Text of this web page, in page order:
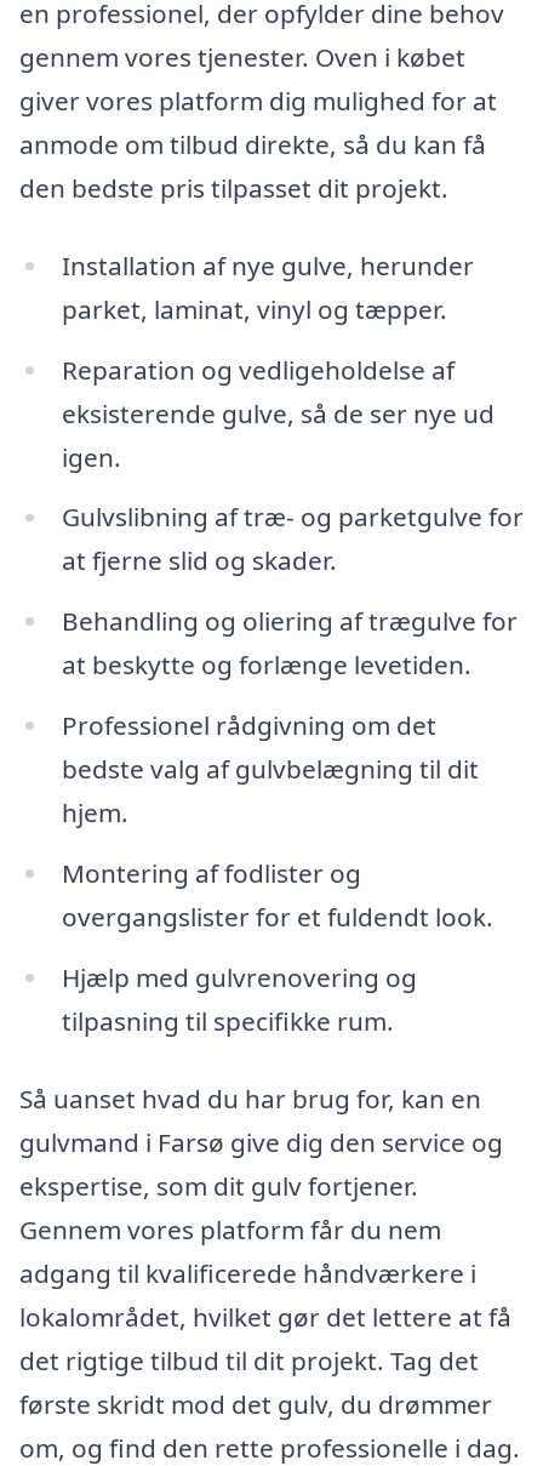
en professionel, der opfylder dine behov
gennem vores tjenester. Oven i købet
giver vores platform dig mulighed for at
anmode om tilbud direkte, så du kan få
den bedste pris tilpasset dit projekt.
Installation af nye gulve, herunder
parket, laminat, vinyl og tæpper.
Reparation og vedligeholdelse af
eksisterende gulve, så de ser nye ud
igen.
Gulvslibning af træ- og parketgulve for
at fjerne slid og skader.
Behandling og oliering af trægulve for
at beskytte og forlænge levetiden.
Professionel rådgivning om det
bedste valg af gulvbelægning til dit
hjem.
Montering af fodlister og
overgangslister for et fuldendt look.
Hjælp med gulvrenovering og
tilpasning til specifikke rum.
Så uanset hvad du har brug for, kan en
gulvmand i Farsø give dig den service og
ekspertise, som dit gulv fortjener.
Gennem vores platform får du nem
adgang til kvalificerede håndværkere i
lokalområdet, hvilket gør det lettere at få
det rigtige tilbud til dit projekt. Tag det
første skridt mod det gulv, du drømmer
om, og find den rette professionelle i dag.